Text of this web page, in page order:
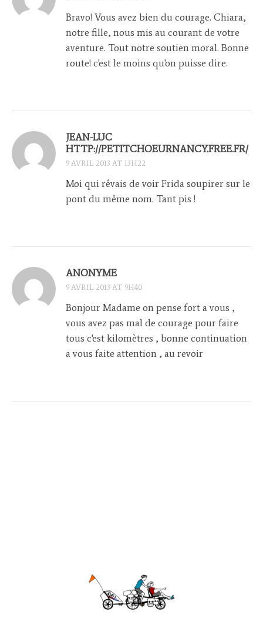
Bravo! Vous avez bien du courage. Chiara,
notre fille, nous mis au courant de votre
aventure. Tout notre soutien moral. Bonne
route! c'est le moins qu'on puisse dire.
JEAN-LUC
HTTP://PETITCHOEURNANCY.FREE.FR/
9 AVRIL 2013 AT 13H22
Moi qui rêvais de voir Frida soupirer sur le
pont du même nom. Tant pis !
ANONYME
9 AVRIL 2013 AT 9H40
Bonjour Madame on pense fort a vous ,
vous avez pas mal de courage pour faire
tous c'est kilomètres , bonne continuation
a vous faite attention , au revoir